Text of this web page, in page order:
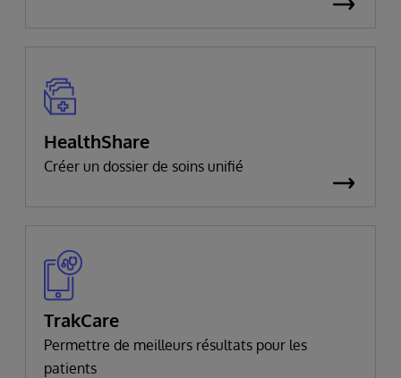
HealthShare
Créer un dossier de soins unifié
TrakCare
Permettre de meilleurs résultats pour les
patients